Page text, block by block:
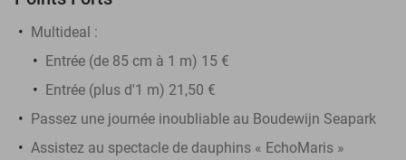
Multideal :
Entrée (de 85 cm à 1 m) 15 €
Entrée (plus d'1 m) 21,50 €
Passez une journée inoubliable au Boudewijn Seapark
Assistez au spectacle de dauphins « EchoMaris »